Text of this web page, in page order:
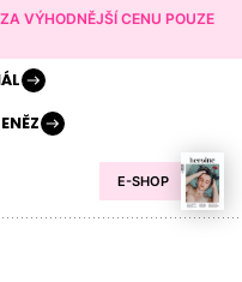
VÝHODNĚJŠÍ CENU POUZE
E-SHOP